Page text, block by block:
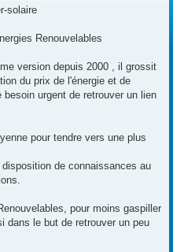
solaire
Renouvelables
version depuis 2000 , il grossit
du prix de l'énergie et de
besoin urgent de retrouver un lien
pour tendre vers une plus
de connaissances au
pour moins gaspiller
dans le but de retrouver un peu